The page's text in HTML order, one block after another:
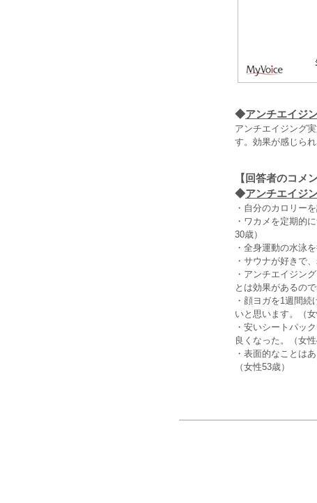
◆アンチエイジ
アンチエイジング
す。効果が感じら
【回答者のコメン
◆アンチエイジ
・自分のカロリー
・ワカメを定期的
30歳）
・全身運動の水泳
・サウナが好きで
・アンチエイジン
とは効果があるの
・顔ヨガを1週間
いと思います。（女
・安いシートパッ
良くなった。（女性
・表面的なことは
（女性53歳）